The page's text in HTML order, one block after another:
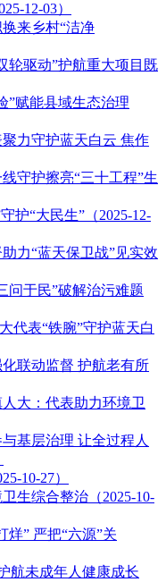
12-03）
来乡村“洁净
轮驱动”护航重大项目既
”赋能县域生态治理
力守护蓝天白云 焦作
守护擦亮“三十工程”生
护“大民生”（2025-12-
力“蓝天保卫战”见实效
问于民”破解治污难题
代表“铁腕”守护蓝天白
联动监督 护航老有所
大：代表助力环境卫
基层治理 让全过程人
10-27）
生综合整治（2025-10-
烊” 严把“六源”关
航未成年人健康成长